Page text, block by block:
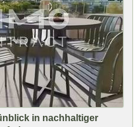
in nachhaltiger